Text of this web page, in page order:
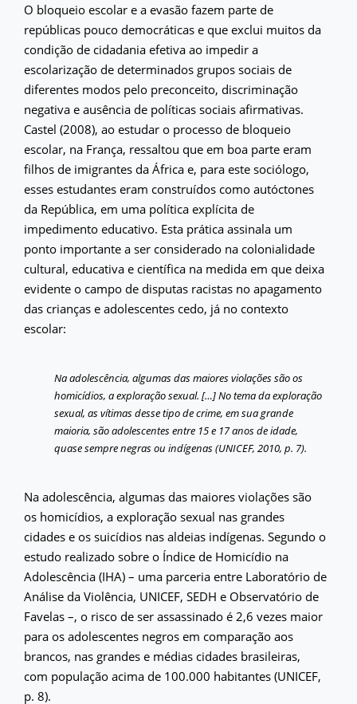
O bloqueio escolar e a evasão fazem parte de
repúblicas pouco democráticas e que exclui muitos da
condição de cidadania efetiva ao impedir a
escolarização de determinados grupos sociais de
diferentes modos pelo preconceito, discriminação
negativa e ausência de políticas sociais afirmativas.
Castel (2008), ao estudar o processo de bloqueio
escolar, na França, ressaltou que em boa parte eram
filhos de imigrantes da África e, para este sociólogo,
esses estudantes eram construídos como autóctones
da República, em uma política explícita de
impedimento educativo. Esta prática assinala um
ponto importante a ser considerado na colonialidade
cultural, educativa e científica na medida em que deixa
evidente o campo de disputas racistas no apagamento
das crianças e adolescentes cedo, já no contexto
escolar:
Na adolescência, algumas das maiores violações são os
homicídios, a exploração sexual. […] No tema da exploração
sexual, as vítimas desse tipo de crime, em sua grande
maioria, são adolescentes entre 15 e 17 anos de idade,
quase sempre negras ou indígenas (UNICEF, 2010, p. 7).
Na adolescência, algumas das maiores violações são
os homicídios, a exploração sexual nas grandes
cidades e os suicídios nas aldeias indígenas. Segundo o
estudo realizado sobre o Índice de Homicídio na
Adolescência (IHA) – uma parceria entre Laboratório de
Análise da Violência, UNICEF, SEDH e Observatório de
Favelas –, o risco de ser assassinado é 2,6 vezes maior
para os adolescentes negros em comparação aos
brancos, nas grandes e médias cidades brasileiras,
com população acima de 100.000 habitantes (UNICEF,
p. 8).